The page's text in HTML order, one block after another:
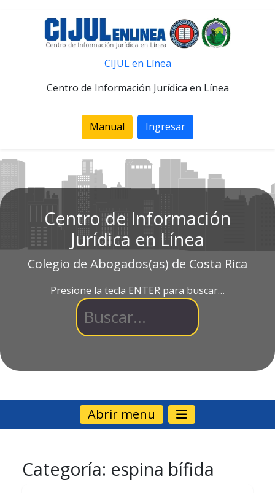
CIJUL en Línea
Centro de Información Jurídica en Línea
Manual Ingresar
Centro de Información
Jurídica en Línea
Colegio de Abogados(as) de Costa Rica
Presione la tecla ENTER para buscar…
Abrir menu
Categoría: espina bífida